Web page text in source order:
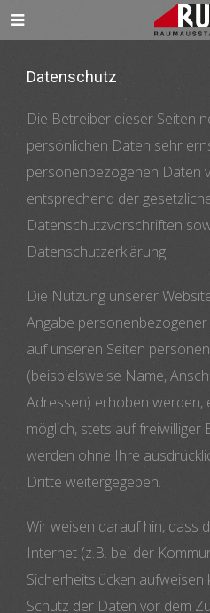
Datenschutz
Die Betreiber dieser Seiten
persönlichen Daten sehr
personenbezogenen Daten
entsprechend der
Datenschutzvorschriften
Datenschutzerklärung.
Die Nutzung unserer
Angabe
auf unseren Seiten
(beispielsweise Name,
Adressen) erhoben werden,
möglich, stets auf freiwilliger
werden ohne Ihre
Dritte weitergegeben.
Wir weisen darauf hin, dass
Internet (z.B. bei der
Sicherheitslücken aufweisen
Schutz der Daten vor dem